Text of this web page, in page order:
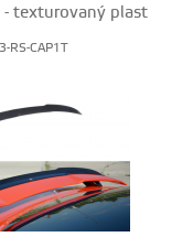
- texturovaný plast
RS-CAP1T